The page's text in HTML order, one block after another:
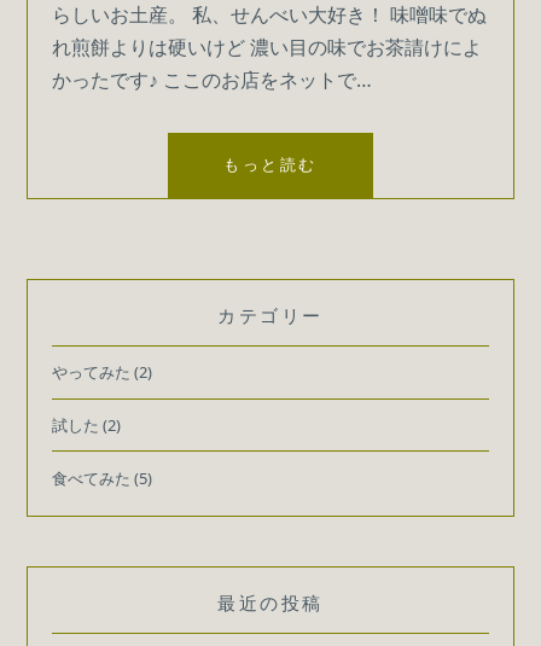
らしいお土産。 私、せんべい大好き！ 味噌味でぬ
れ煎餅よりは硬いけど 濃い目の味でお茶請けによ
かったです♪ ここのお店をネットで…
もっと読む
山
口
や
他
カテゴリー
やってみた (2)
試した (2)
食べてみた (5)
最近の投稿